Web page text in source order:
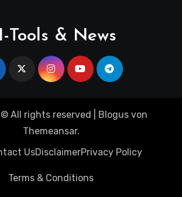
Tools & News
All rights reserved Blogus von
Themeansar.
UsDisclaimerPrivacy Policy
Terms & Conditions